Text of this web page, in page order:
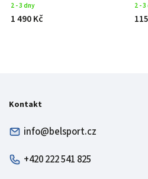
2 - 3 dny
1 490 Kč
2 -
Kontakt
info@belsport.cz
+420 222 541 825